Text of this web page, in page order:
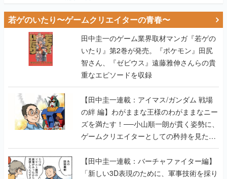
若ゲのいたり〜ゲームクリエイターの青春〜
田中圭一のゲーム業界取材マンガ『若ゲの
いたり』第2巻が発売。『ポケモン』田尻
智さん、『ゼビウス』遠藤雅伸さんらの貴
重なエピソードを収録
【田中圭一連載：アイマス/ガンダム 戦場
の絆 編】わがままな王様のわがままなニー
ズを満たす！──小山順一朗が貫く姿勢に、
ゲームクリエイターとしての矜持を見た
【若ゲのいたり最終回】
【田中圭一連載：バーチャファイター編】
「新しい3D表現のために、軍事技術を採り